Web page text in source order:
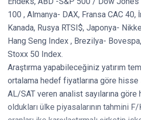
100 , Almanya- DAX, Fransa CAC 40,
Kanada, Rusya RTSI$, Japonya-
Hang Seng Index , Brezilya-
Stoxx 50 Index.
Araştırma yapabileceğiniz yatırım
ortalama hedef fiyatlarına göre
AL/SAT veren analist sayılarına
oldukları ülke piyasalarının tahmini